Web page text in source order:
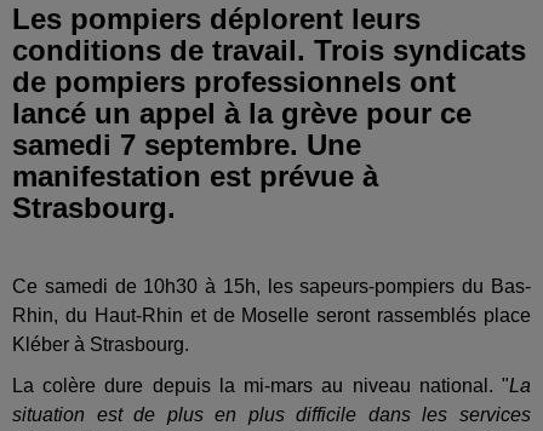
Les pompiers déplorent leurs
conditions de travail. Trois syndicats
de pompiers professionnels ont
lancé un appel à la grève pour ce
samedi 7 septembre. Une
manifestation est prévue à
Strasbourg.
Ce samedi de 10h30 à 15h, les sapeurs-pompiers du Bas-
Rhin, du Haut-Rhin et de Moselle seront rassemblés place
Kléber à Strasbourg.
La colère dure depuis la mi-mars au niveau national. "La
situation est de plus en plus difficile dans les services